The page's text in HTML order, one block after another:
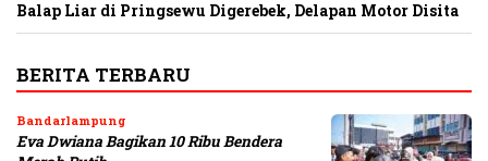
Balap Liar di Pringsewu Digerebek, Delapan Motor Disita
BERITA TERBARU
Bandarlampung
Eva Dwiana Bagikan 10 Ribu Bendera